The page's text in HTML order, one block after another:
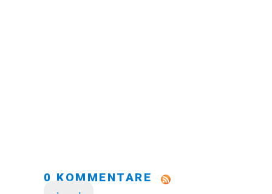
0 KOMMENTARE